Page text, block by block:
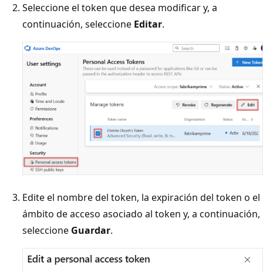
Seleccione el token que desea modificar y, a
continuación, seleccione Editar.
Edite el nombre del token, la expiración del token o el
ámbito de acceso asociado al token y, a continuación,
seleccione Guardar.